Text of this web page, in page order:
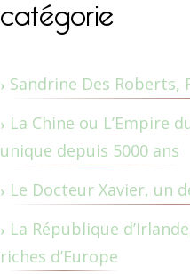
Sandrine Des Roberts,
La Chine ou L’Empire
unique depuis 5000 ans
Le Docteur Xavier, un
La République
riches d’Europe